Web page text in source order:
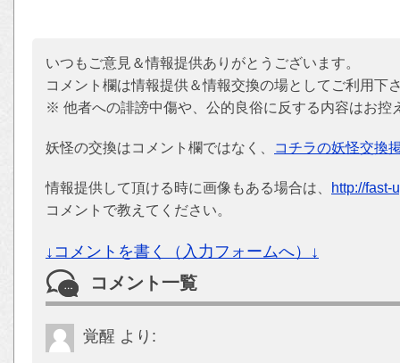
いつもご意見＆情報提供ありがとうございます。
コメント欄は情報提供＆情報交換の場としてご利用下
※ 他者への誹謗中傷や、公的良俗に反する内容はお控
妖怪の交換はコメント欄ではなく、 コチラの妖怪交換
情報提供して頂ける時に画像もある場合は、
http://fast-
コメントで教えてください。
↓コメントを書く（入力フォームへ）↓
コメント一覧
覚醒 より: